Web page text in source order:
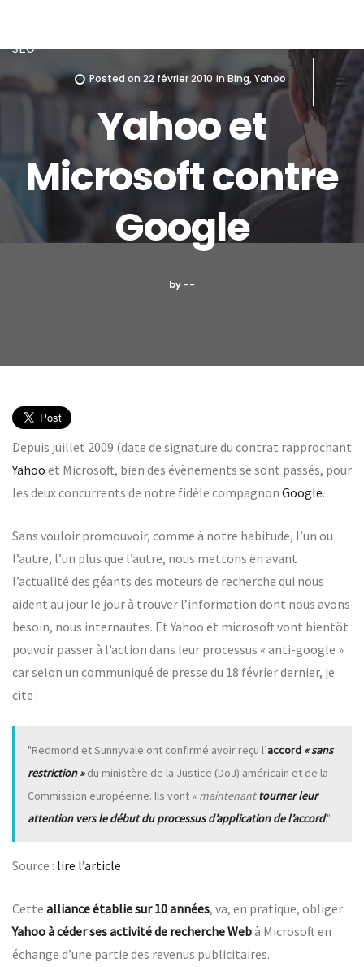
SEO
Posted on 22 février 2010 inBing,Yahoo
Yahoo et
Microsoft contre
Google
by --
Depuis juillet 2009 (date de signature du contrat rapprochant
Yahoo et Microsoft, bien des évènements se sont passés, pour
les deux concurrents de notre fidèle compagnon Google.
Sans vouloir promouvoir, comme à notre habitude, l’un ou
l’autre, l’un plus que l’autre, nous mettons en avant
l’actualité des géants des moteurs de recherche qui nous
aident au jour le jour à trouver l’information dont nous avons
besoin, nous internautes. Et Yahoo et microsoft vont bientôt
pouvoir passer à l’action dans leur processus « anti-google »
car selon un communiqué de presse du 18 février dernier, je
cite :
Redmond et Sunnyvale ont confirmé avoir reçu l’accord « sans
restriction » du ministère de la Justice (DoJ) américain et de la
Commission européenne. Ils vont « maintenanttourner leur
attention vers le début du processus d’application de l’accord.
Source : lire l’article
Cette alliance établie sur 10 années, va, en pratique, obliger
Yahoo à céder ses activité de recherche Webà Microsoft en
échange d’une partie des revenus publicitaires.